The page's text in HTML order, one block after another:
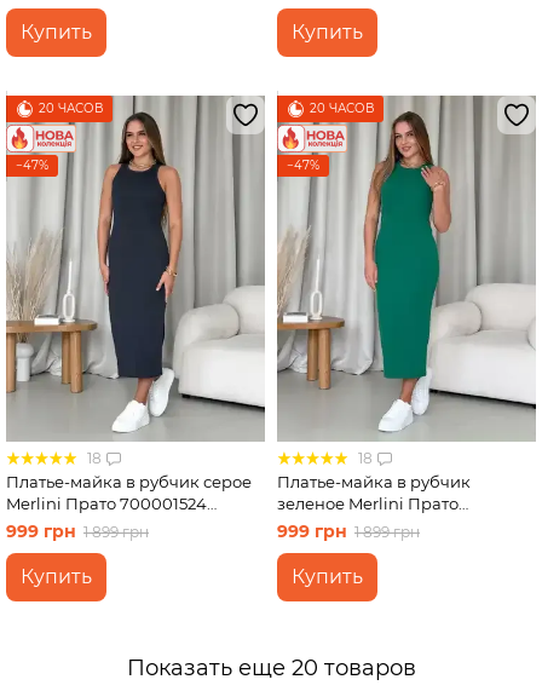
Купить Купить
20 ЧАСОВ
−47%
18
Платье-майка в рубчик серое
Merlini Прато 700001524
размер L-XL
999 грн 1 899 грн
Купить
20 ЧАСОВ
−47%
18
Платье-майка в рубчик
зеленое Merlini Прато
700001528 размер S-M
999 грн 1 899 грн
Купить
Показать еще 20 товаров